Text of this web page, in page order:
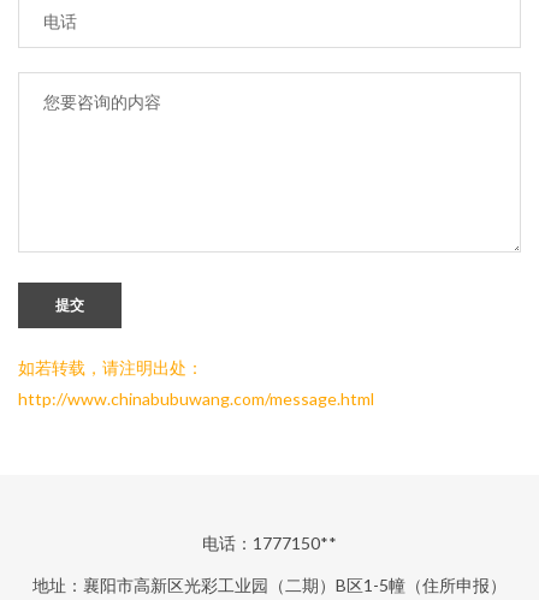
提交
如若转载，请注明出处：
http://www.chinabubuwang.com/message.html
电话：1777150**
地址：襄阳市高新区光彩工业园（二期）B区1-5幢（住所申报）